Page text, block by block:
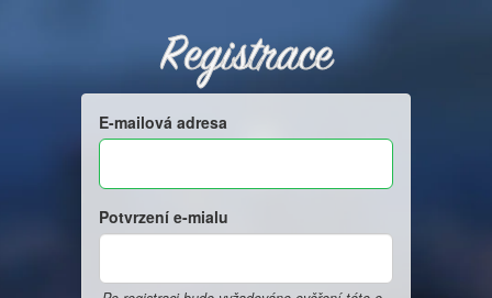
Registrace
E-mailová adresa
Potvrzení e-mialu